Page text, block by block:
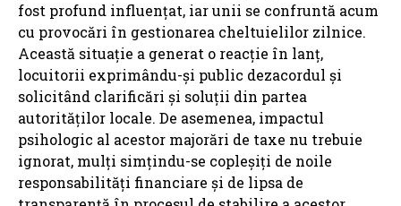
fost profund influențat, iar unii se confruntă acum
cu provocări în gestionarea cheltuielilor zilnice.
Această situație a generat o reacție în lanț,
locuitorii exprimându-și public dezacordul și
solicitând clarificări și soluții din partea
autorităților locale. De asemenea, impactul
psihologic al acestor majorări de taxe nu trebuie
ignorat, mulți simțindu-se copleșiți de noile
responsabilități financiare și de lipsa de